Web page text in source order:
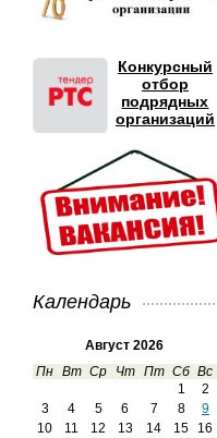
Конкурсный
отбор
подрядных
организаций
Календарь
Август 2026
Пн Вт Ср Чт Пт Сб Вс
1
2
3
4 5 6 7 8
9
10
11 12 13 14 15
16